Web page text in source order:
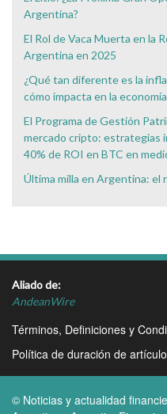
Argentina?
El Rol de Vaca Muerta en la
Argentina en 2025
¿Qué tan diferente es la
cómo impacta en la
El Programa de Gestión
mercado cripto: estrategias
40% de ROI en BTC en
Última milla en Argentina: el
Aliado de:
AndeanWire
Términos, Definiciones y
Política de duración de
© Noticias y actualidad